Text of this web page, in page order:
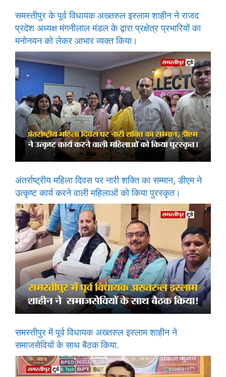
समस्तीपुर के पूर्व विधायक अख्तरुल इस्लाम शाहीन ने राजद
प्रदेश अध्यक्ष मंगनीलाल मंडल के द्वारा प्रक्षेत्र प्रभारियों का
मनोनयन को लेकर आभार व्यक्त किया।
अंतर्राष्ट्रीय महिला दिवस पर नारी शक्ति का सम्मान, डीएम ने
उत्कृष्ट कार्य करने वाली महिलाओं को किया पुरस्कृत।
समस्तीपुर में पूर्व विधायक अख्तरुल इस्लाम शाहीन ने
समाजसेवियों के साथ बैठक किया.